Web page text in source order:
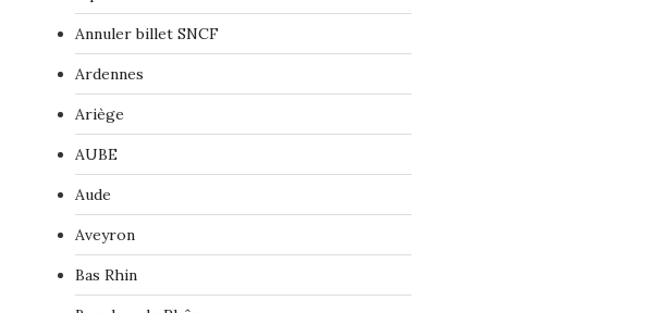
Annuler billet SNCF
Ardennes
Ariège
AUBE
Aude
Aveyron
Bas Rhin